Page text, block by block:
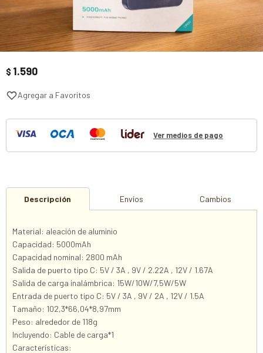
$ 1.590
Ver medios de pago
Descripción Envíos Cambios
Material: aleación de aluminio
Capacidad: 5000mAh
Capacidad nominal: 2800 mAh
Salida de puerto tipo C: 5V / 3A , 9V / 2.22A , 12V / 1.67A
Salida de carga inalámbrica: 15W/10W/7,5W/5W
Entrada de puerto tipo C: 5V / 3A , 9V / 2A , 12V / 1.5A
Tamaño: 102,3*66,04*8,97mm
Peso: alrededor de 118g
Incluyendo: Cable de carga*1
Características: